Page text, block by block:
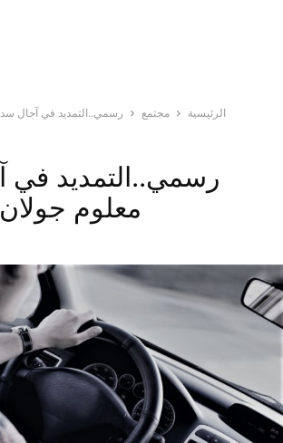
الرئيسية مجتمع رسمي..التمديد في آجال
رسمي..التمديد في
معلوم